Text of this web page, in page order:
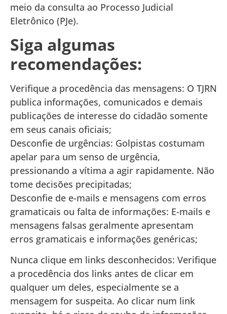
meio da consulta ao Processo Judicial
Eletrônico (PJe).
Siga algumas
recomendações:
Verifique a procedência das mensagens: O TJRN
publica informações, comunicados e demais
publicações de interesse do cidadão somente
em seus canais oficiais;
Desconfie de urgências: Golpistas costumam
apelar para um senso de urgência,
pressionando a vítima a agir rapidamente. Não
tome decisões precipitadas;
Desconfie de e-mails e mensagens com erros
gramaticais ou falta de informações: E-mails e
mensagens falsas geralmente apresentam
erros gramaticais e informações genéricas;
Nunca clique em links desconhecidos: Verifique
a procedência dos links antes de clicar em
qualquer um deles, especialmente se a
mensagem for suspeita. Ao clicar num link